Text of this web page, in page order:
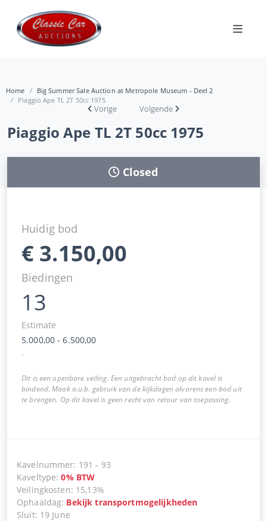
Home
Big Summer Sale Auction at Metropole Museum - Deel 2
Piaggio Ape TL 2T 50cc 1975
Vorige Volgende
Piaggio Ape TL 2T 50cc 1975
Closed
Huidig bod
€ 3.150,00
Biedingen
13
Estimate
5.000,00 -6.500,00
.
Dit is een openbare veiling. Een uitgebracht bod op dit kavel is
bindend. Maak a.u.b. gebruik van de kijkdagen alvorens een bod uit
te brengen. Op dit kavel is geen recht van retour van toepassing.
Kavelnummer: 191 - 93
Kaveltype:0% BTW
Veilingkosten: 15,13%
Ophaaldag: Bekijk transportmogelijkheden
Sluit: 19 June